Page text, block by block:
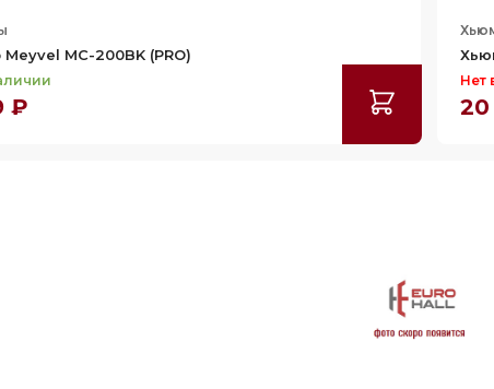
MC-200BK (PRO)
₽
Нет